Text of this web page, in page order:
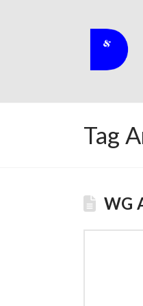
Tag
WG